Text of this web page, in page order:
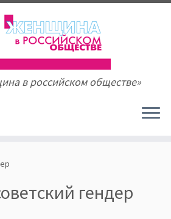
в российском обществе»
гендер